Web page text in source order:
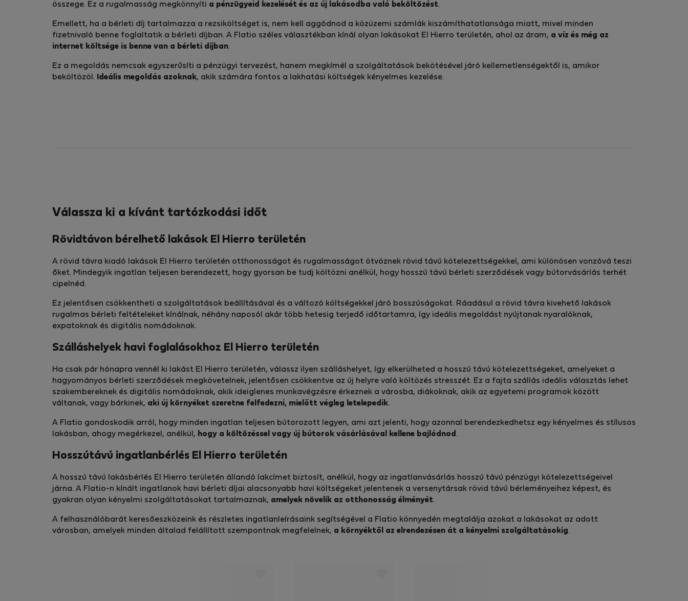
összege. Ez a rugalmasság megkönnyíti a pénzügyeid kezelését és az új lakásodba való beköltözést.
Emellett, ha a bérleti díj tartalmazza a rezsiköltséget is, nem kell aggódnod a közüzemi számlák kiszámíthatatlan­sága miatt, mivel minden
fizetnivaló benne foglaltatik a bérleti díjban. A Flatio széles választékban kínál olyan lakásokat El Hierro területén, ahol az áram, a víz és még az
internet költsége is benne van a bérleti díjban.
Ez a megoldás nemcsak egyszerűsíti a pénzügyi tervezést, hanem megkímél a szolgáltatások bekötésével járó kellemetlenségektől is, amikor
beköltözöl.
Ideális megoldás azoknak, akik számára fontos a lakhatási költségek kényelmes kezelése.
Válassza ki a kívánt tartózkodási időt
Rövidtávon bérelhető lakások El Hierro területén
A rövid távra kiadó lakások El Hierro területén otthonosságot és rugalmasságot ötvöznek rövid távú kötelezettségekkel, ami különösen vonzóvá teszi
őket. Mindegyik ingatlan teljesen berendezett, hogy gyorsan be tudj költözni anélkül, hogy hosszú távú bérleti szerződések vagy bútorvásárlás terhét
cipelnéd.
Ez jelentősen csökkentheti a szolgáltatások beállításával és a változó költségekkel járó bosszúságokat. Ráadásul a rövid távra kivehető lakások
rugalmas bérleti feltételeket kínálnak, néhány naposól akár több hetesig terjedő időtartamra, így ideális megoldást nyújtanak nyaralóknak,
expatoknak és digitális nomádoknak.
Szálláshelyek havi foglalásokhoz El Hierro területén
Ha csak pár hónapra vennél ki lakást El Hierro területén, válassz ilyen szálláshelyet, így elkerülheted a hosszú távú kötelezettségeket, amelyeket a
hagyományos bérleti szerződések megkövetelnek, jelentősen csökkentve az új helyre való költözés stresszét. Ez a fajta szállás ideális választás lehet
szakembereknek és digitális nomádoknak, akik ideiglenes munkavégzésre érkeznek a városba, diákoknak, akik az egyetemi programok között
váltanak, vagy bárkinek, aki új környéket szeretne felfedezni, mielőtt végleg letelepedik.
A Flatio gondoskodik arról, hogy minden ingatlan teljesen bútorozott legyen, ami azt jelenti, hogy azonnal berendezkedhetsz egy kényelmes és stílusos
lakásban, ahogy megérkezel, anélkül, hogy a költözéssel vagy új bútorok vásárlásával kellene bajlódnod .
Hosszútávú ingatlanbérlés El Hierro területén
A hosszú távú lakásbérlés El Hierro területén állandó lakcímet biztosít, anélkül, hogy az ingatlanvásárlás hosszú távú pénzügyi kötelezettségeivel
járna. A Flatio-n kínált ingatlanok havi bérleti díjai alacsonyabb havi költségeket jelentenek a versenytársak rövid távú bérleményeihez képest, és
gyakran olyan kényelmi szolgáltatásokat tartalmaznak, amelyek növelik az otthonosság élményét.
A felhasználóbarát keresőeszközeink és részletes ingatlanleírásaink segítségével a Flatio könnyedén megtalálja azokat a lakásokat az adott
városban, amelyek minden általad felállított szempontnak megfelelnek, a környéktől az elrendezésen át a kényelmi szolgáltatásokig.